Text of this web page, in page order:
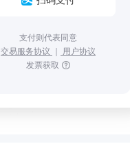
支付则代表同意
交易服务协议 ｜ 用户协议
发票获取